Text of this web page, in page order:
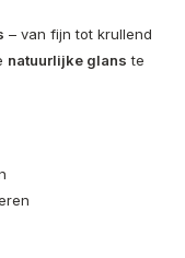
– van fijn tot krullend
natuurlijke glans te